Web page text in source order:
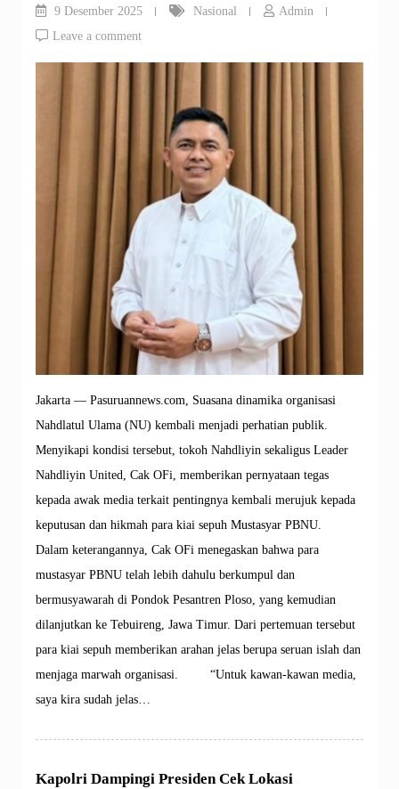
9 Desember 2025 Nasional
Admin
Leave a comment
Jakarta — Pasuruannews.com, Suasana dinamika organisasi
Nahdlatul Ulama (NU) kembali menjadi perhatian publik.
Menyikapi kondisi tersebut, tokoh Nahdliyin sekaligus Leader
Nahdliyin United, Cak OFi, memberikan pernyataan tegas
kepada awak media terkait pentingnya kembali merujuk kepada
keputusan dan hikmah para kiai sepuh Mustasyar PBNU.
Dalam keterangannya, Cak OFi menegaskan bahwa para
mustasyar PBNU telah lebih dahulu berkumpul dan
bermusyawarah di Pondok Pesantren Ploso, yang kemudian
dilanjutkan ke Tebuireng, Jawa Timur. Dari pertemuan tersebut
para kiai sepuh memberikan arahan jelas berupa seruan islah dan
menjaga marwah organisasi. “Untuk kawan-kawan media,
saya kira sudah jelas…
Kapolri Dampingi Presiden Cek Lokasi